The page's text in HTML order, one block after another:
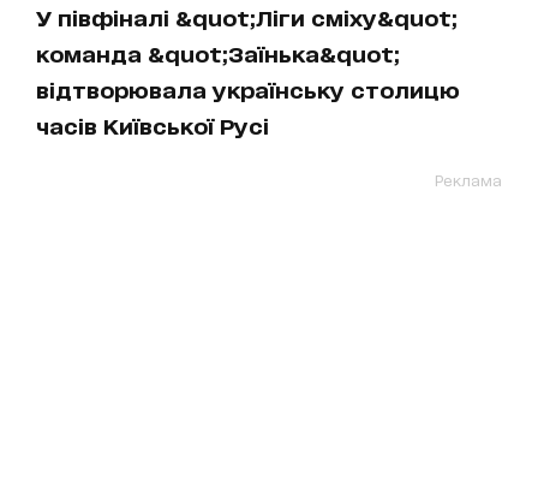
У півфіналі &quot;Ліги сміху&quot;
команда &quot;Заїнька&quot;
відтворювала українську столицю
часів Київської Русі
Реклама